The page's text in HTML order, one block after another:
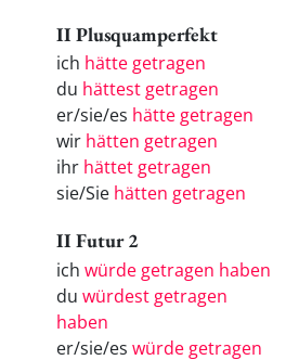
II Plusquamperfekt
ich hätte getragen
du hättest getragen
er/sie/es hätte getragen
wir hätten getragen
ihr hättet getragen
sie/Sie hätten getragen
II Futur 2
ich würde getragen haben
du würdest getragen
haben
er/sie/es würde getragen